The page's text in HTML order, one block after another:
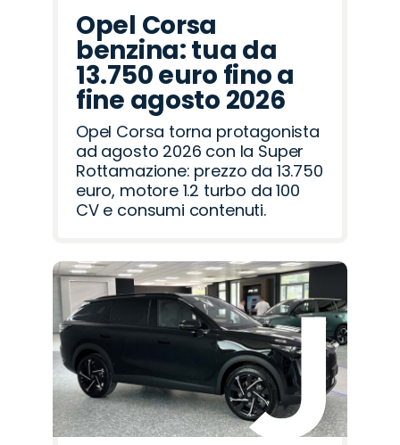
Opel Corsa
benzina: tua da
13.750 euro fino a
fine agosto 2026
Opel Corsa torna protagonista
ad agosto 2026 con la Super
Rottamazione: prezzo da 13.750
euro, motore 1.2 turbo da 100
CV e consumi contenuti.